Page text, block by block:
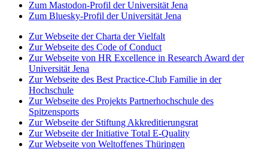
Zum Mastodon-Profil der Universität Jena
Zum Bluesky-Profil der Universität Jena
Zur Webseite der Charta der Vielfalt
Zur Webseite des Code of Conduct
Zur Webseite von HR Excellence in Research Award der
Universität Jena
Zur Webseite des Best Practice-Club Familie in der
Hochschule
Zur Webseite des Projekts Partnerhochschule des
Spitzensports
Zur Webseite der Stiftung Akkreditierungsrat
Zur Webseite der Initiative Total E-Quality
Zur Webseite von Weltoffenes Thüringen